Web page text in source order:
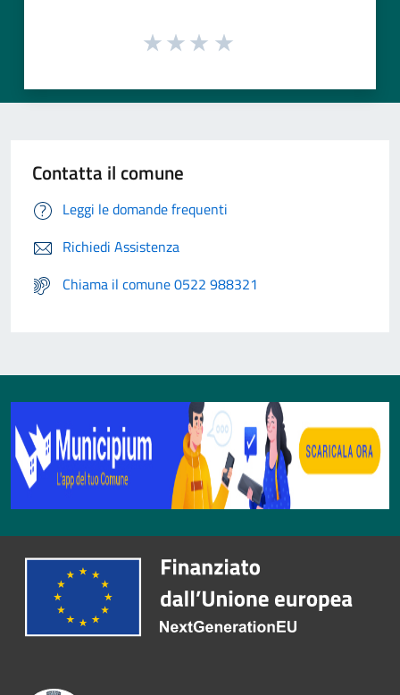
Contatta il comune
Leggi le domande frequenti
Richiedi Assistenza
Chiama il comune 0522 988321